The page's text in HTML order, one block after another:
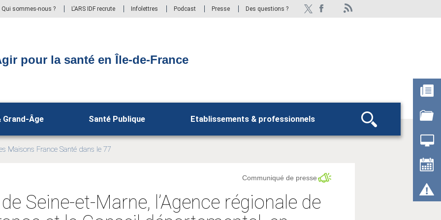
Qui sommes-nous ? L'ARS IDF recrute Infolettres Podcast Presse Des questions ?
pour la santé en Île-de-France
Grand-Âge Santé Publique Etablissements & professionnels
Rechercher
Maisons France Santé dans le 77
Seine-et-Marne, l’Agence régionale de
Communiqué de presse